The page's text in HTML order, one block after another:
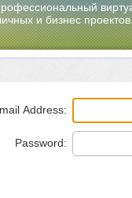
и бизнес
Address:
Password: